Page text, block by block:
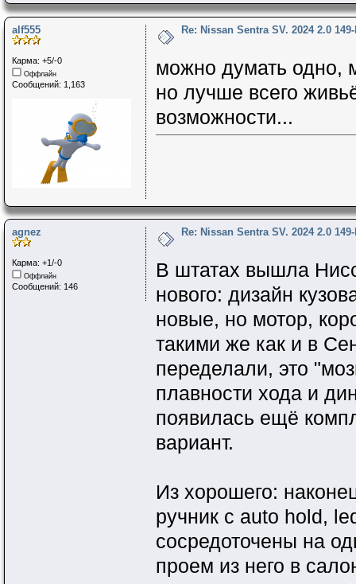
alf555
Карма: +5/-0
Оффлайн
Сообщений: 1,163
Re: Nissan Sentra SV. 2024 2.0
можно думать одно,
но лучше всего
возможности...
agnez
Карма: +1/-0
Оффлайн
Сообщений: 146
Re: Nissan Sentra SV. 2024 2.0
В штатах вышла
нового: дизайн
новые, но мотор,
такими же как и в
переделали, это
плавности хода и
появилась ещё
вариант.
Из хорошего:
ручник с auto hold,
сосредоточены на
проем из него в